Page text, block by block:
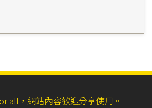
all，網站內容歡迎分享使用。